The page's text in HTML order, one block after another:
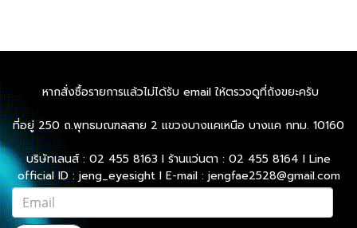
หากสั่งซื้อรายการแล้วไม่ได้รับ email ให้ตรวจดูที่ถังขยะครับ
ที่อยู่ 250 ถ.พุทธมณฑลสาย 2 แขวงบางแคเหนือ บางแค กทม. 10160
บริษัทเลนส์ : 02 455 8163 l ร้านแว่นตา : 02 455 8164 l Line
official ID : jeng_eyesight l E-mail : jengfae2528@gmail.com